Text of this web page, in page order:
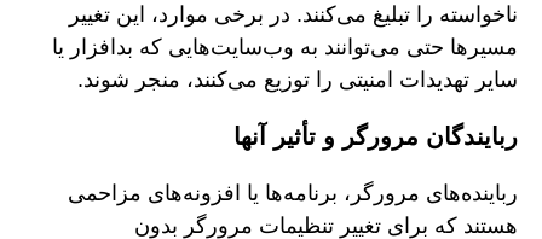
ناخواسته را تبلیغ می‌کنند. در برخی موارد، این تغییر
مسیرها حتی می‌توانند به وب‌سایت‌هایی که بدافزار یا
سایر تهدیدات امنیتی را توزیع می‌کنند، منجر شوند.
ربایندگان مرورگر و تأثیر آنها
رباینده‌های مرورگر، برنامه‌ها یا افزونه‌های مزاحمی
هستند که برای تغییر تنظیمات مرورگر بدون